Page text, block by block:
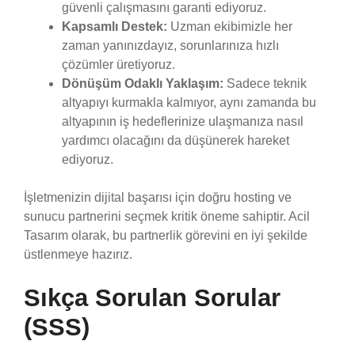
güvenli çalışmasını garanti ediyoruz.
Kapsamlı Destek: Uzman ekibimizle her
zaman yanınızdayız, sorunlarınıza hızlı
çözümler üretiyoruz.
Dönüşüm Odaklı Yaklaşım: Sadece teknik
altyapıyı kurmakla kalmıyor, aynı zamanda bu
altyapının iş hedeflerinize ulaşmanıza nasıl
yardımcı olacağını da düşünerek hareket
ediyoruz.
İşletmenizin dijital başarısı için doğru hosting ve
sunucu partnerini seçmek kritik öneme sahiptir. Acil
Tasarım olarak, bu partnerlik görevini en iyi şekilde
üstlenmeye hazırız.
Sıkça Sorulan Sorular
(SSS)